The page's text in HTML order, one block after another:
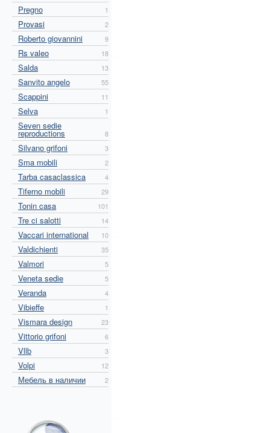
Pregno 1
Provasi 2
Roberto giovannini 9
Rs valeo 18
Salda 13
Sanvito angelo 55
Scappini 11
Selva 1
Seven sedie
reproductions 8
Silvano grifoni 3
Sma mobili 2
Tarba casaclassica 4
Tiferno mobili 29
Tonin casa 101
Tre ci salotti 14
Vaccari international 10
Valdichienti 35
Valmori 5
Veneta sedie 5
Veranda 4
Vibieffe 1
Vismara design 23
Vittorio grifoni 6
Vllb 3
Volpi 12
Мебель в наличии 2